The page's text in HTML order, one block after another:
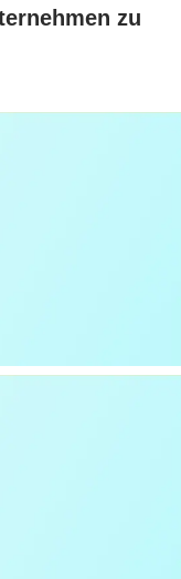
zu